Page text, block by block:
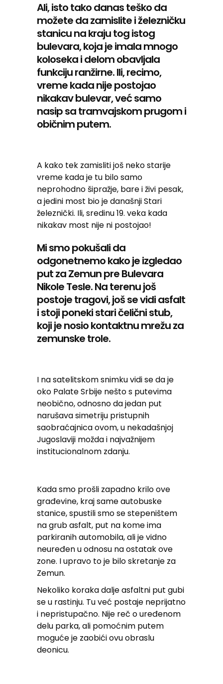
Ali, isto tako danas teško da
možete da zamislite i železničku
stanicu na kraju tog istog
bulevara, koja je imala mnogo
koloseka i delom obavljala
funkciju ranžirne. Ili, recimo,
vreme kada nije postojao
nikakav bulevar, već samo
nasip sa tramvajskom prugom i
običnim putem.
A kako tek zamisliti još neko starije
vreme kada je tu bilo samo
neprohodno šipražje, bare i živi pesak,
a jedini most bio je današnji Stari
železnički. Ili, sredinu 19. veka kada
nikakav most nije ni postojao!
Mi smo pokušali da
odgonetnemo kako je izgledao
put za Zemun pre Bulevara
Nikole Tesle. Na terenu još
postoje tragovi, još se vidi asfalt
i stoji poneki stari čelični stub,
koji je nosio kontaktnu mrežu za
zemunske trole.
I na satelitskom snimku vidi se da je
oko Palate Srbije nešto s putevima
neobično, odnosno da jedan put
narušava simetriju pristupnih
saobraćajnica ovom, u nekadašnjoj
Jugoslaviji možda i najvažnijem
institucionalnom zdanju.
Kada smo prošli zapadno krilo ove
građevine, kraj same autobuske
stanice, spustili smo se stepeništem
na grub asfalt, put na kome ima
parkiranih automobila, ali je vidno
neuređen u odnosu na ostatak ove
zone. I upravo to je bilo skretanje za
Zemun.
Nekoliko koraka dalje asfaltni put gubi
se u rastinju. Tu već postaje neprijatno
i nepristupačno. Nije reč o uređenom
delu parka, ali pomoćnim putem
moguće je zaobići ovu obraslu
deonicu.